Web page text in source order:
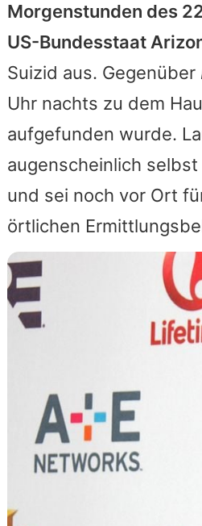
Morgenstunden des
US-Bundesstaat
Suizid aus. Gegenüber
Uhr nachts zu dem
aufgefunden wurde.
augenscheinlich
und sei noch vor Ort
örtlichen